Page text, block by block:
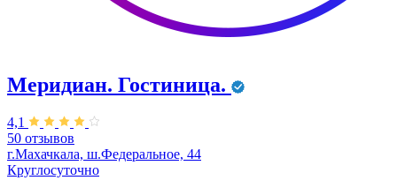
Меридиан. Гостиница.
4,1
50 отзывов
г.Махачкала, ш.Федеральное, 44
Круглосуточно